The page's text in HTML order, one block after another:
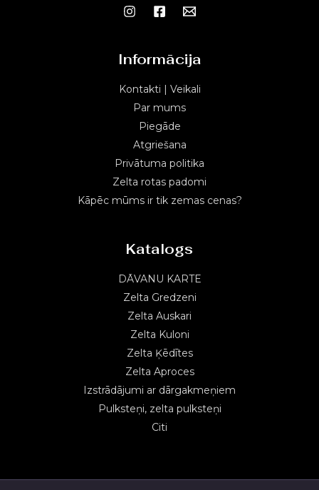
Informācija
Kontakti | Veikali
Par mums
Piegāde
Atgriešana
Privātuma politika
Zelta rotas padomi
Kāpēc mūms ir tik zemas cenas?
Katalogs
DĀVANU KARTE
Zelta Gredzeni
Zelta Auskari
Zelta Kuloni
Zelta Ķēdītes
Zelta Aproces
Izstrādājumi ar dārgakmeņiem
Pulksteņi, zelta pulksteņi
Citi